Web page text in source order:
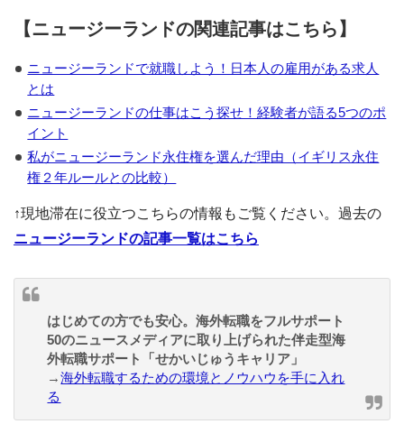
【ニュージーランドの関連記事はこちら】
ニュージーランドで就職しよう！日本人の雇用がある求人
とは
ニュージーランドの仕事はこう探せ！経験者が語る5つのポ
イント
私がニュージーランド永住権を選んだ理由（イギリス永住
権２年ルールとの比較）
↑現地滞在に役立つこちらの情報もご覧ください。過去の
ニュージーランドの記事一覧はこちら
はじめての方でも安心。海外転職をフルサポート
50のニュースメディアに取り上げられた伴走型海
外転職サポート「せかいじゅうキャリア」
→海外転職するための環境とノウハウを手に入れ
る